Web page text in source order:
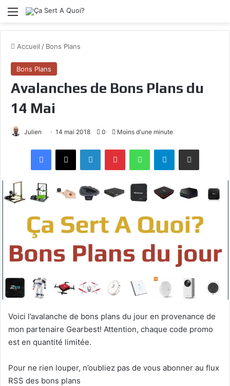
Menu
Accueil / Bons Plans
Bons Plans
Avalanches de Bons Plans du
14 Mai
Julien 14 mai 2018 0 Moins d'une minute
Facebook
X LinkedinPinterestWhatsAppTelegramPartagez par mail
Voici l’avalanche de bons plans du jour en provenance de
mon partenaire Gearbest! Attention, chaque code promo
est en quantité limitée.
Pour ne rien louper, n’oubliez pas de vous abonner au flux
RSS des bons plans